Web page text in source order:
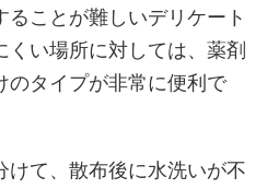
ことが難しいデリケート
くい場所に対しては、薬剤
のタイプが非常に便利で
けて、散布後に水洗いが不